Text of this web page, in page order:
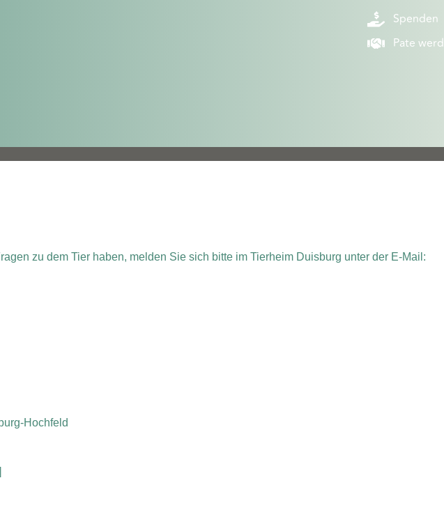
Spenden
Pate
zu dem Tier haben, melden Sie sich bitte im Tierheim Duisburg unter der E-Mail:
Hochfeld